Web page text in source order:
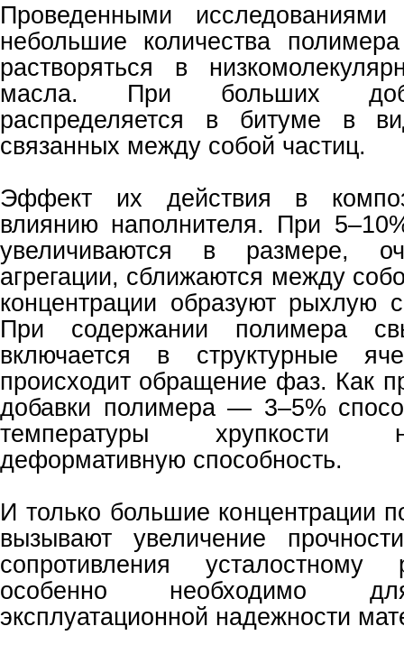
Проведенными исследованиями
небольшие количества
растворяться в
масла. При больших
распределяется в битуме в
связанных между собой частиц.
Эффект их действия в
влиянию наполнителя. При
увеличиваются в размере,
агрегации, сближаются между
концентрации образуют рыхлую
При содержании полимера
включается в структурные
происходит обращение фаз. Как
добавки полимера — 3–5%
температуры хрупкости
деформативную способность.
И только большие концентрации
вызывают увеличение
сопротивления
особенно необходимо
эксплуатационной надежности